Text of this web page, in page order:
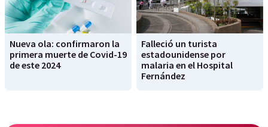
Nueva ola: confirmaron la
primera muerte de Covid-19
de este 2024
Falleció un turista
estadounidense por
malaria en el Hospital
Fernández